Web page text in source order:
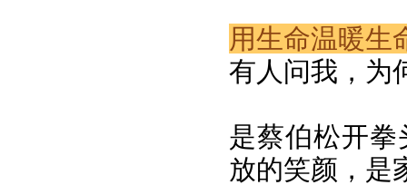
用生命温暖生
有人问我，为
是蔡伯松开
放的笑颜，是